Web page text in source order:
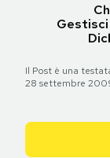
Il Post è una
28 settembre